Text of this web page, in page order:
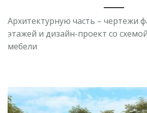
Архитектурную часть – чертежи
этажей и дизайн-проект со
мебели